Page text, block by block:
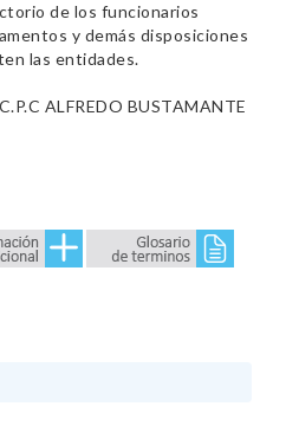
de los funcionarios
y demás disposiciones
las entidades.
C.P.C ALFREDO BUSTAMANTE